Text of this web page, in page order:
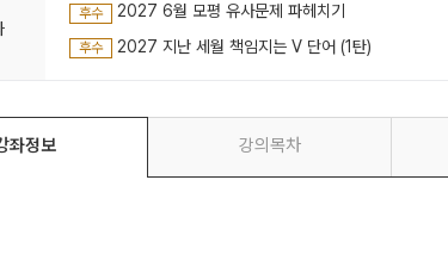
고단하고 지루한 내 수험생활의 유일한 도파민
#해석이술술 #선지분석탁월 #전유형해결 #집중이잘되는
후수 2027 6월 모평 유사문제 파헤치기
후수 2027 지난 세월 책임지는 V 단어 (1탄)
좌정보 강의목차